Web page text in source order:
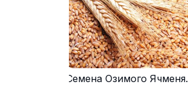
Семена Озимого Ячменя.